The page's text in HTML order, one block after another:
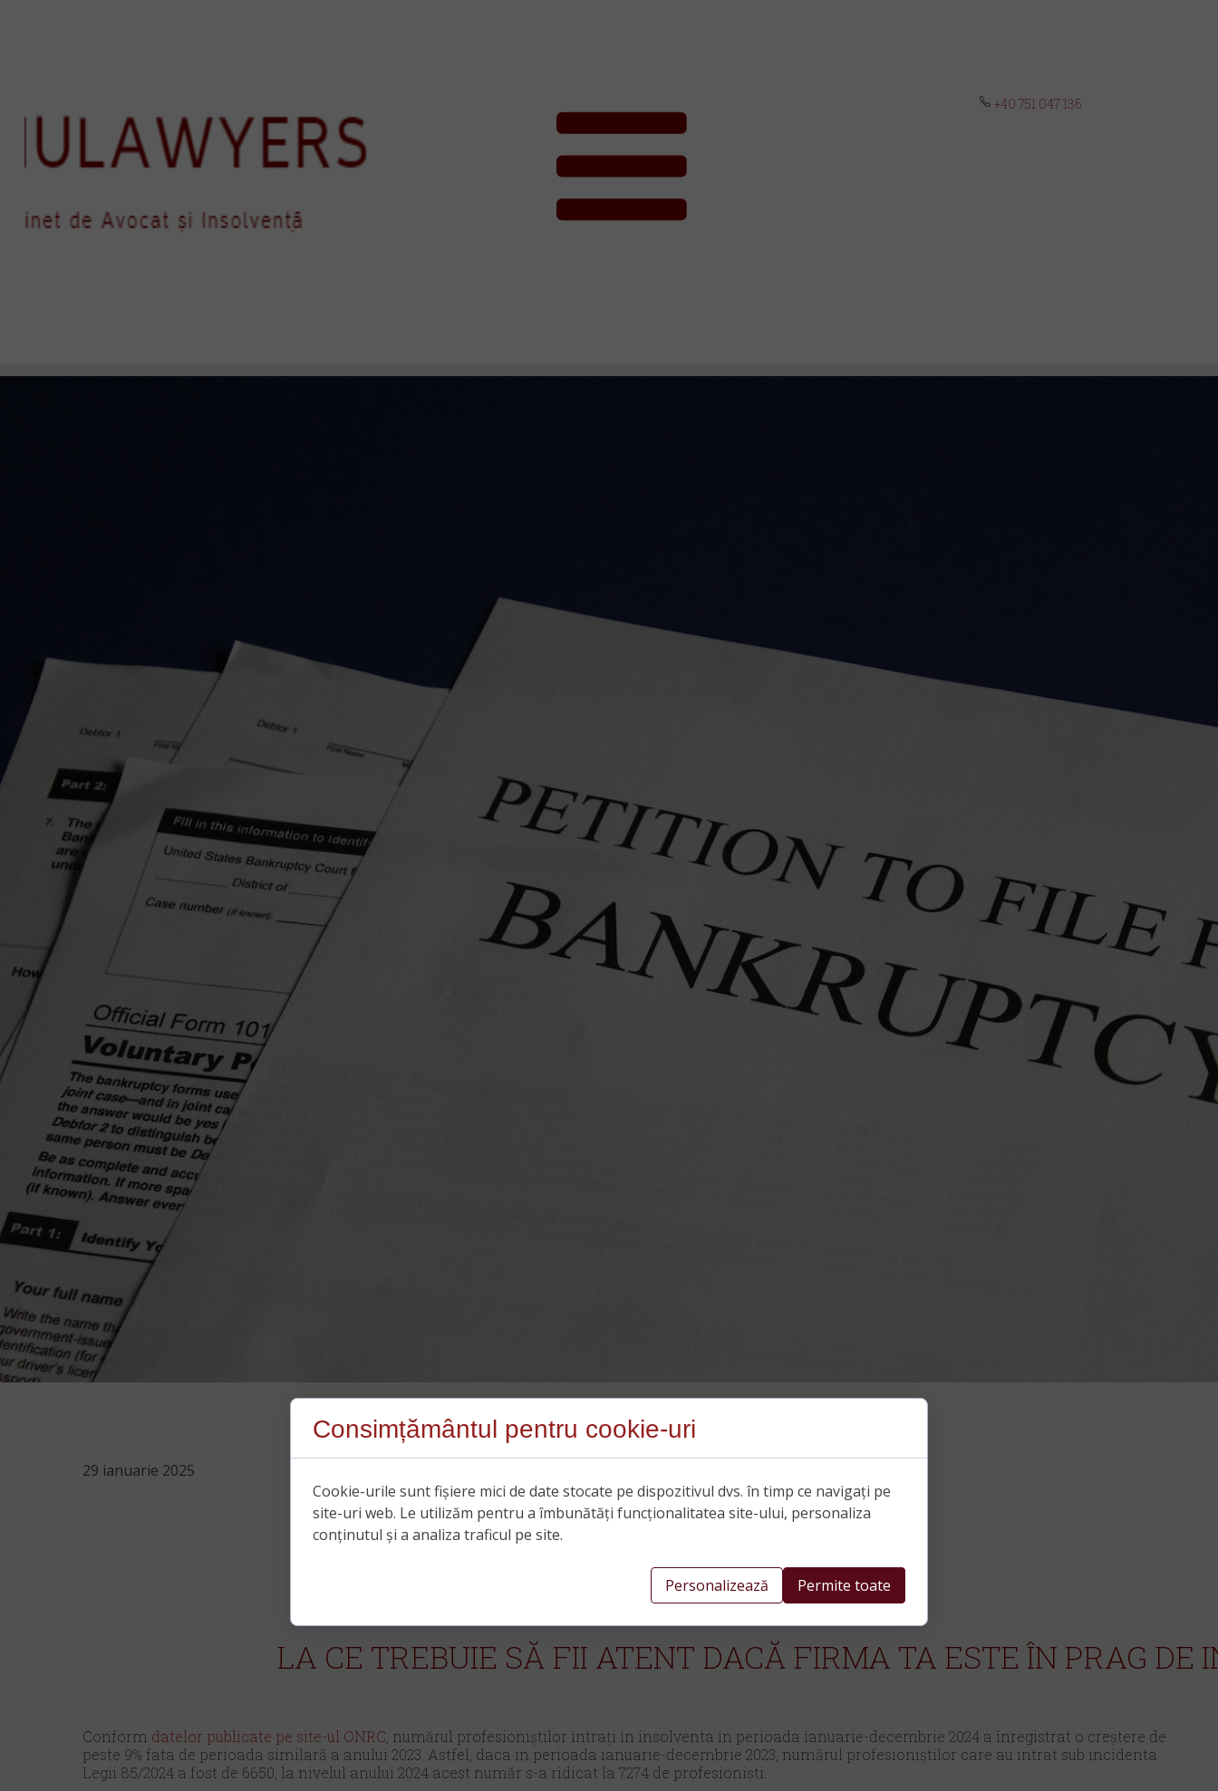
+40 751 047 136
29 ianuarie 2025
LA CE TREBUIE SĂ FII ATENT DACĂ FIRMA TA ESTE ÎN PRAG DE
Conform datelor publicate pe site-ul ONRC , numărul profesioniștilor intrați in insolventa in perioada ianuarie-decembrie 2024 a înregistrat o creștere de
peste 9% fata de perioada similară a anului 2023. Astfel, daca in perioada ianuarie-decembrie 2023, numărul profesioniștilor care au intrat sub incidenta
Legii 85/2024 a fost de 6650, la nivelul anului 2024 acest număr s-a ridicat la 7274 de profesioniști.
Consimțământul pentru cookie-uri
Cookie-urile sunt fișiere mici de date stocate pe dispozitivul dvs. în timp ce navigați pe
site-uri web. Le utilizăm pentru a îmbunătăți funcționalitatea site-ului, personaliza
conținutul și a analiza traficul pe site.
Personalizează Permite toate